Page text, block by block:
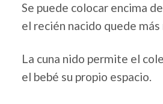
Se puede colocar encima
el recién nacido quede
La cuna nido permite el
el bebé su propio espacio.